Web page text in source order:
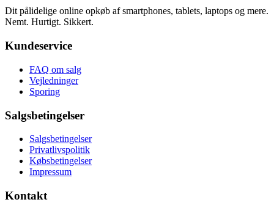
Dit pålidelige online opkøb af smartphones, tablets, laptops og mere.
Nemt. Hurtigt. Sikkert.
Kundeservice
FAQ om salg
Vejledninger
Sporing
Salgsbetingelser
Salgsbetingelser
Privatlivspolitik
Købsbetingelser
Impressum
Kontakt